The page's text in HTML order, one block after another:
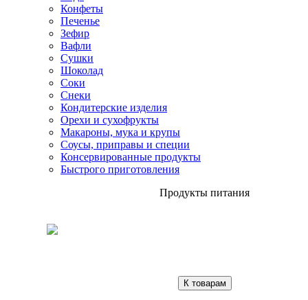
Конфеты
Печенье
Зефир
Вафли
Сушки
Шоколад
Соки
Снеки
Кондитерские изделия
Орехи и сухофрукты
Макароны, мука и крупы
Соусы, приправы и специи
Консервированные продукты
Быстрого приготовления
Продукты питания
К товарам